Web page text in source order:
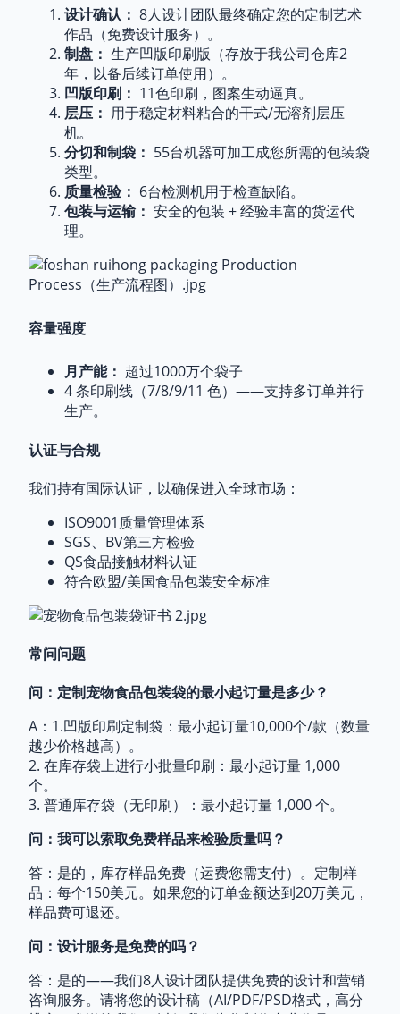
设计确认： 8人设计团队最终确定您的定制艺术
作品（免费设计服务）。
制盘： 生产凹版印刷版（存放于我公司仓库2
年，以备后续订单使用）。
凹版印刷： 11色印刷，图案生动逼真。
层压： 用于稳定材料粘合的干式/无溶剂层压
机。
分切和制袋： 55台机器可加工成您所需的包装袋
类型。
质量检验： 6台检测机用于检查缺陷。
包装与运输： 安全的包装 + 经验丰富的货运代
理。
容量强度
月产能： 超过1000万个袋子
4 条印刷线（7/8/9/11 色）——支持多订单并行
生产。
认证与合规
我们持有国际认证，以确保进入全球市场：
ISO9001质量管理体系
SGS、BV第三方检验
QS食品接触材料认证
符合欧盟/美国食品包装安全标准
常问问题
问：定制宠物食品包装袋的最小起订量是多少？
A：1.凹版印刷定制袋：最小起订量10,000个/款（数量
越少价格越高）。
2. 在库存袋上进行小批量印刷：最小起订量 1,000
个。
3. 普通库存袋（无印刷）：最小起订量 1,000 个。
问：我可以索取免费样品来检验质量吗？
答：是的，库存样品免费（运费您需支付）。定制样
品：每个150美元。如果您的订单金额达到20万美元，
样品费可退还。
问：设计服务是免费的吗？
答：是的——我们8人设计团队提供免费的设计和营销
咨询服务。请将您的设计稿（AI/PDF/PSD格式，高分
站： https://www.ruihongpackaging.com/
电话/WhatsApp： +8618925975915
商务邮箱：jason@ruihongpackaging.com